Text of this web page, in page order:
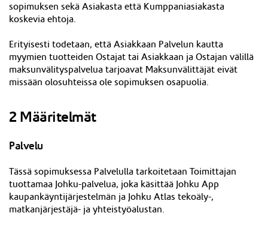
sopimuksen sekä Asiakasta että Kumppaniasiakasta
koskevia ehtoja.
Erityisesti todetaan, että Asiakkaan Palvelun kautta
myymien tuotteiden Ostajat tai Asiakkaan ja Ostajan välillä
maksunvälityspalvelua tarjoavat Maksunvälittäjät eivät
missään olosuhteissa ole sopimuksen osapuolia.
2 Määritelmät
Palvelu
Tässä sopimuksessa Palvelulla tarkoitetaan Toimittajan
tuottamaa Johku-palvelua, joka käsittää Johku App
kaupankäyntijärjestelmän ja Johku Atlas tekoäly-,
matkanjärjestäjä- ja yhteistyöalustan.